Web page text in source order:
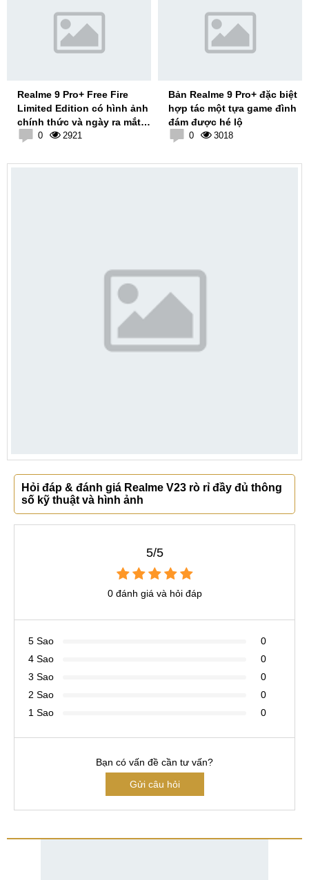
Realme 9 Pro+ Free Fire
Limited Edition có hình ảnh
chính thức và ngày ra mắt
được tiết lộ
0 2921
Bản Realme 9 Pro+ đặc biệt
hợp tác một tựa game đình
đám được hé lộ
0 3018
Hỏi đáp & đánh giá Realme V23 rò rỉ đầy đủ thông
số kỹ thuật và hình ảnh
5/5
0 đánh giá và hỏi đáp
5 Sao
0
4 Sao
0
3 Sao
0
2 Sao
0
1 Sao
0
Bạn có vấn đề cần tư vấn?
Gửi câu hỏi